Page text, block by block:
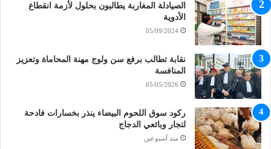
الصيادلة المغاربة يطالبون بحلول لأزمة انقطاع
الأدوية
05/09/2024
نقابة تطالب برفع سن ولوج مهنة المحاماة وتعزيز
المنافسة
05/05/2026
ركود سوق اللحوم البيضاء ينذر بخسارات فادحة
لتجار وبائعي الدجاج
منذ أسبوعين